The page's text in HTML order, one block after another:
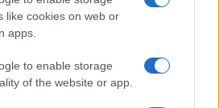
like cookies on web or
apps.
to enable storage
of the website or app.